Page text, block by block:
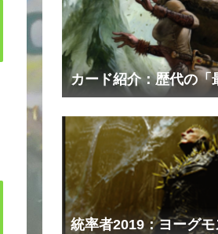
カード紹介：歴代の「
統率者2019：ヨーグ